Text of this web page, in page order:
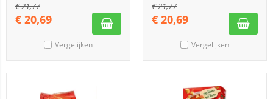
€21,77
€ 20,69
Vergelijken
€21,77
€ 20,69
Vergelijken